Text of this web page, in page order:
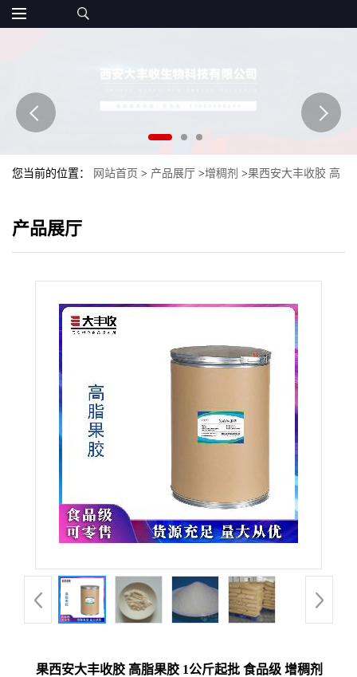
您当前的位置： 网站首页 > 产品展厅 >增稠剂 >果西安大丰收胶 高
产品展厅
果西安大丰收胶 高脂果胶 1公斤起批 食品级 增稠剂